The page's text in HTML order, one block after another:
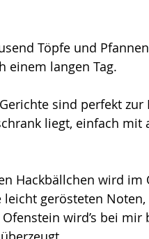
Töpfe und
einem langen Tag.
sind perfekt zur
liegt, einfach mit
Hackbällchen wird
gerösteten
wird’s bei